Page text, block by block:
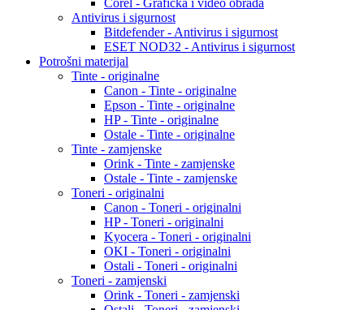
Corel - Grafička i video obrada
Antivirus i sigurnost
Bitdefender - Antivirus i sigurnost
ESET NOD32 - Antivirus i sigurnost
Potrošni materijal
Tinte - originalne
Canon - Tinte - originalne
Epson - Tinte - originalne
HP - Tinte - originalne
Ostale - Tinte - originalne
Tinte - zamjenske
Orink - Tinte - zamjenske
Ostale - Tinte - zamjenske
Toneri - originalni
Canon - Toneri - originalni
HP - Toneri - originalni
Kyocera - Toneri - originalni
OKI - Toneri - originalni
Ostali - Toneri - originalni
Toneri - zamjenski
Orink - Toneri - zamjenski